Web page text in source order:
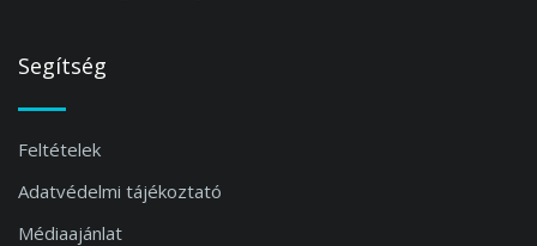
Segítség
Feltételek
Adatvédelmi tájékoztató
Médiaajánlat